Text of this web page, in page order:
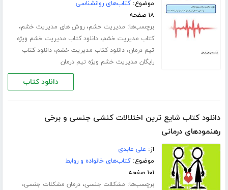
موضوع:کتاب‌های روانشناسی
۱۸ صفحه
برچسب‌ها: مدیریت خشم،روش های مدیریت خشم،
کتاب مدیریت خشم،دانلود کتاب مدیریت خشم ویژه
تیم درمان،دانلود کتاب مدیریت خشم،دانلود کتاب
رایگان مدیریت خشم ویژه تیم درمان
دانلود کتاب
دانلود کتاب شایع ترین اختلالات کنشی جنسی و برخی
رهنمودهای درمانی
از: علی عابدی
موضوع:کتاب‌های خانواده و روابط
۱۰۱ صفحه
برچسب‌ها: مشکلات جنسی،درمان مشکلات جنسی،